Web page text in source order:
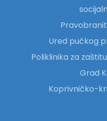
Ured pučkog
Poliklinika za
Grad
Koprivničko-